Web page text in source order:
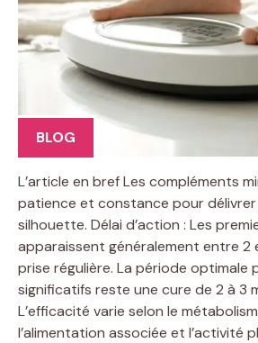
BLOG
L’article en bref Les compléments
patience et constance pour
silhouette. Délai d’action : Les
apparaissent généralement entre 2
prise régulière. La période optimale
significatifs reste une cure de 2 à 3
L’efficacité varie selon le
l’alimentation associée et l’activité